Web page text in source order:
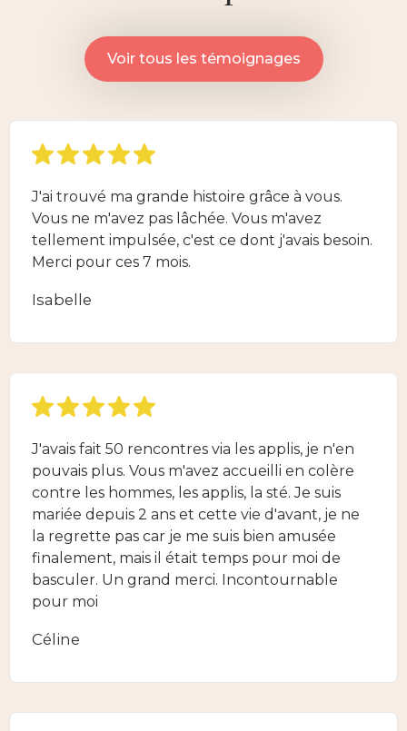
Voir tous les témoignages
J'ai trouvé ma grande histoire grâce à vous.
Vous ne m'avez pas lâchée. Vous m'avez
tellement impulsée, c'est ce dont j'avais besoin.
Merci pour ces 7 mois.
Isabelle
J'avais fait 50 rencontres via les applis, je n'en
pouvais plus. Vous m'avez accueilli en colère
contre les hommes, les applis, la sté. Je suis
mariée depuis 2 ans et cette vie d'avant, je ne
la regrette pas car je me suis bien amusée
finalement, mais il était temps pour moi de
basculer. Un grand merci. Incontournable
pour moi
Céline